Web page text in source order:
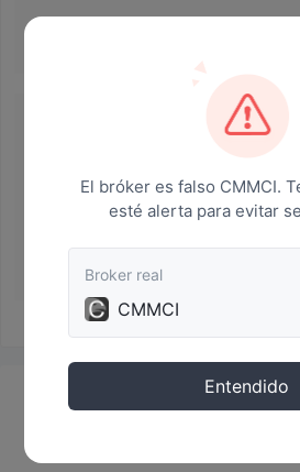
Conocí a una chica llamada Curt on
de depositar. Cuando traté de
antes.
Noticias
El bróker es falso CMMCI.
esté alerta para evitar
Broker real
CMMCI
Entendido